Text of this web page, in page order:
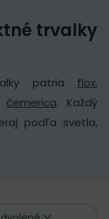
trvalky
patria flox,
čemerica. Každý
podľa svetla,